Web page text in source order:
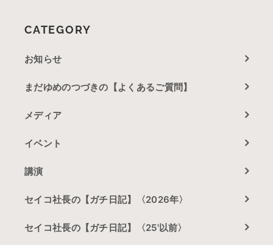
CATEGORY
お知らせ
まだゆめのつづきの【よくあるご質問】
メディア
イベント
講演
セイコ社長の【ガチ日記】〈2026年〉
セイコ社長の【ガチ日記】〈25'以前〉